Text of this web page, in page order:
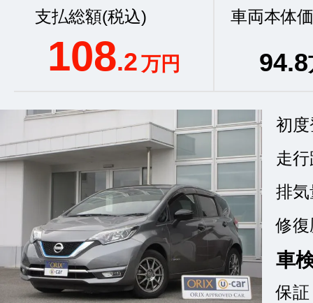
支払総額(税込)
108.2万円
車両本体
94.8
初
走
排気
修復
車
保証